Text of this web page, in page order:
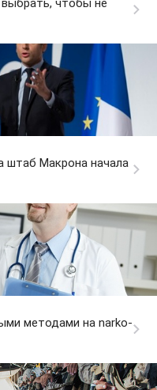
чтобы не
штаб Макрона начала
методами на narko-